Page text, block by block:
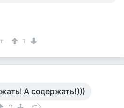
1
А содержать!)))